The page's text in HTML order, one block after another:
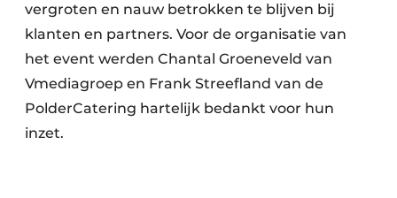
vergroten en nauw betrokken te blijven bij
klanten en partners. Voor de organisatie van
het event werden Chantal Groeneveld van
Vmediagroep en Frank Streefland van de
PolderCatering hartelijk bedankt voor hun
inzet.